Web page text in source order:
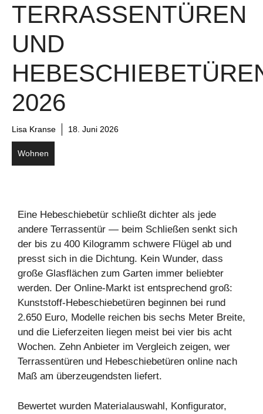
TERRASSENTÜREN
UND
2026
Lisa Kranse 18. Juni 2026
Wohnen
Eine Hebeschiebetür schließt dichter als jede
andere Terrassentür — beim Schließen senkt sich
der bis zu 400 Kilogramm schwere Flügel ab und
presst sich in die Dichtung. Kein Wunder, dass
große Glasflächen zum Garten immer beliebter
werden. Der Online-Markt ist entsprechend groß:
Kunststoff-Hebeschiebetüren beginnen bei rund
2.650 Euro, Modelle reichen bis sechs Meter Breite,
und die Lieferzeiten liegen meist bei vier bis acht
Wochen. Zehn Anbieter im Vergleich zeigen, wer
Terrassentüren und Hebeschiebetüren online nach
Maß am überzeugendsten liefert.
Bewertet wurden Materialauswahl, Konfigurator,